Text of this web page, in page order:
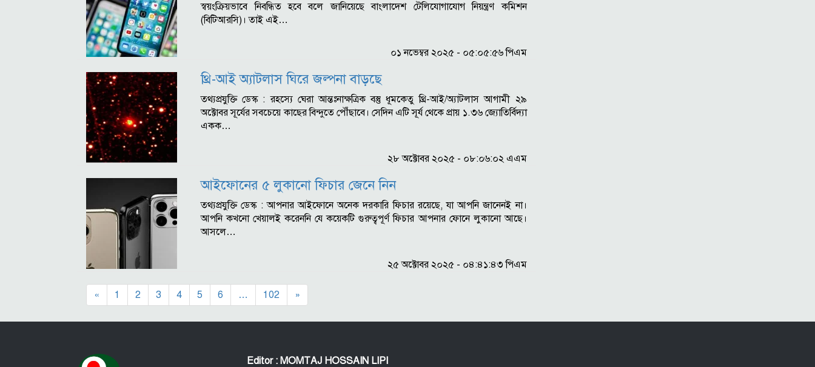
স্বয়ংক্রিয়ভাবে নিবন্ধিত হবে বলে জানিয়েছে বাংলাদেশ টেলিযোগাযোগ নিয়ন্ত্রণ কমিশন
(বিটিআরসি)। তাই এই…
০১ নভেম্বর ২০২৫ - ০৫:০৫:৫৬ পিএম
থ্রি-আই অ্যাটলাস ঘিরে জল্পনা বাড়ছে
তথ্যপ্রযুক্তি ডেস্ক : রহস্যে ঘেরা আন্তঃনাক্ষত্রিক বস্তু ধূমকেতু থ্রি-আই/অ্যাটলাস আগামী ২৯
অক্টোবর সূর্যের সবচেয়ে কাছের বিন্দুতে পৌঁছাবে। সেদিন এটি সূর্য থেকে প্রায় ১.৩৬ জ্যোতির্বিদ্যা
একক…
২৮ অক্টোবর ২০২৫ - ০৮:০৬:০২ এএম
আইফোনের ৫ লুকানো ফিচার জেনে নিন
তথ্যপ্রযুক্তি ডেস্ক : আপনার আইফোনে অনেক দরকারি ফিচার রয়েছে, যা আপনি জানেনই না।
আপনি কখনো খেয়ালই করেননি যে কয়েকটি গুরুত্বপূর্ণ ফিচার আপনার ফোনে লুকানো আছে।
আসলে…
২৫ অক্টোবর ২০২৫ - ০৪:৪১:৪৩ পিএম
« 1 2 3 4 5 6 … 102 »
Editor : MOMTAJ HOSSAIN LIPI